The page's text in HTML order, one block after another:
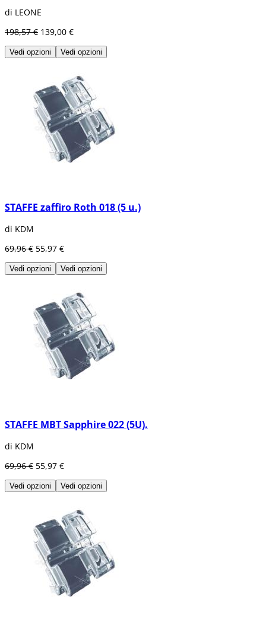
di LEONE
198,57 € 139,00 €
Vedi opzioni Vedi opzioni
STAFFE zaffiro Roth 018 (5 u.)
di KDM
69,96 € 55,97 €
Vedi opzioni Vedi opzioni
STAFFE MBT Sapphire 022 (5U).
di KDM
69,96 € 55,97 €
Vedi opzioni Vedi opzioni